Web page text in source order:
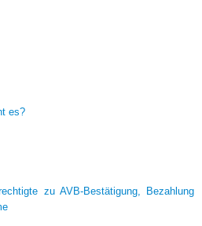
es?
zu AVB-Bestätigung, Bezahlung